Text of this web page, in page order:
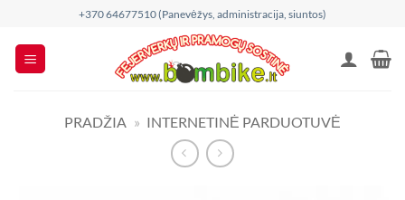
content
+370 64677510 (Panevėžys, administracija, siuntos)
PRADŽIA » INTERNETINĖ PARDUOTUVĖ